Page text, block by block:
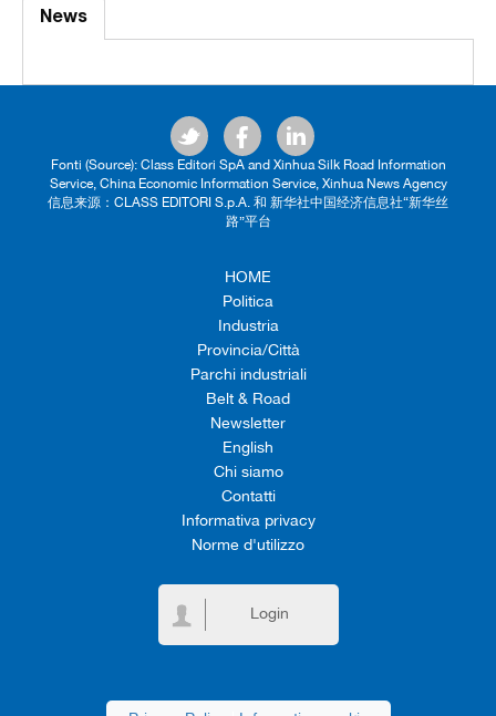
News
Fonti (Source): Class Editori SpA and Xinhua Silk Road Information
Service, China Economic Information Service, Xinhua News Agency
信息来源：CLASS EDITORI S.p.A. 和 新华社中国经济信息社“新华丝
路”平台
HOME
Politica
Industria
Provincia/Città
Parchi industriali
Belt & Road
Newsletter
English
Chi siamo
Contatti
Informativa privacy
Norme d'utilizzo
Login